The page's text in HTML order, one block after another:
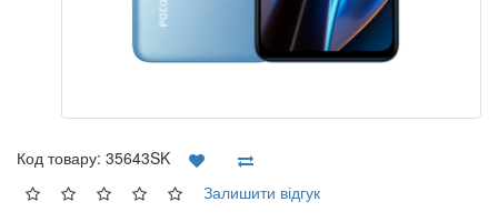
Код товару: 35643SK
Залишити відгук